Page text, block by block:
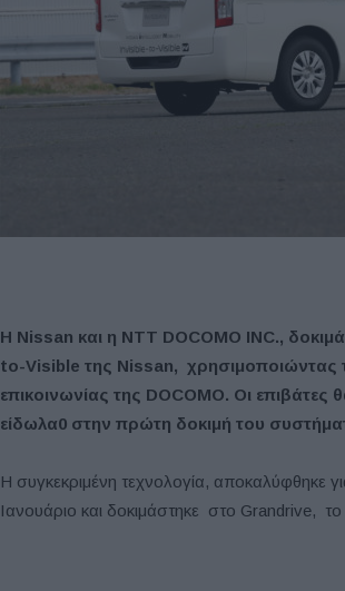
Η Nissan και η NTT DOCOMO INC.,
to-Visible της Nissan, χρησιμοποιώντας
επικοινωνίας της DOCOMO. Οι
είδωλα0 στην πρώτη δοκιμή του
Η συγκεκριμένη τεχνολογία, αποκαλύφθηκε
Ιανουάριο και δοκιμάστηκε στο Grandrive,